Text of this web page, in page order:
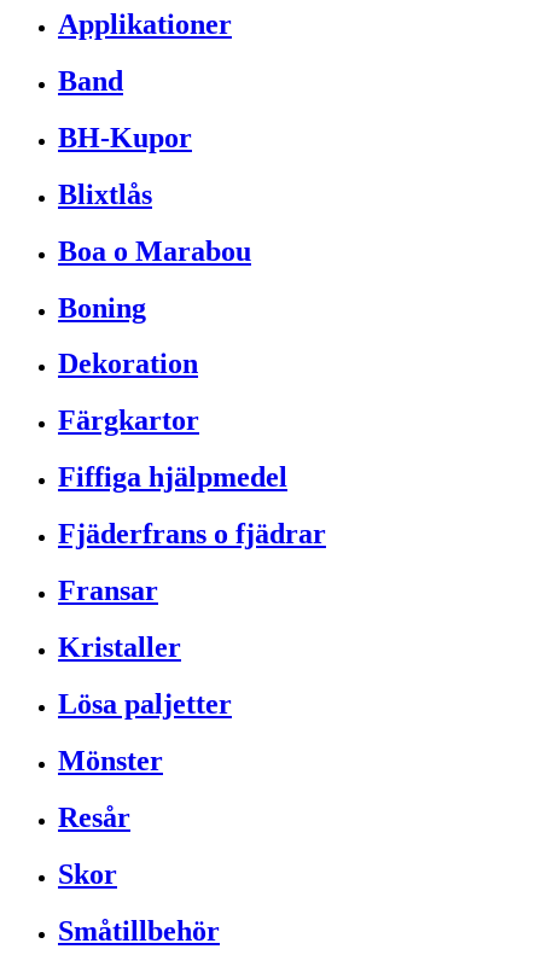
Applikationer
Band
BH-Kupor
Blixtlås
Boa o Marabou
Boning
Dekoration
Färgkartor
Fiffiga hjälpmedel
Fjäderfrans o fjädrar
Fransar
Kristaller
Lösa paljetter
Mönster
Resår
Skor
Småtillbehör